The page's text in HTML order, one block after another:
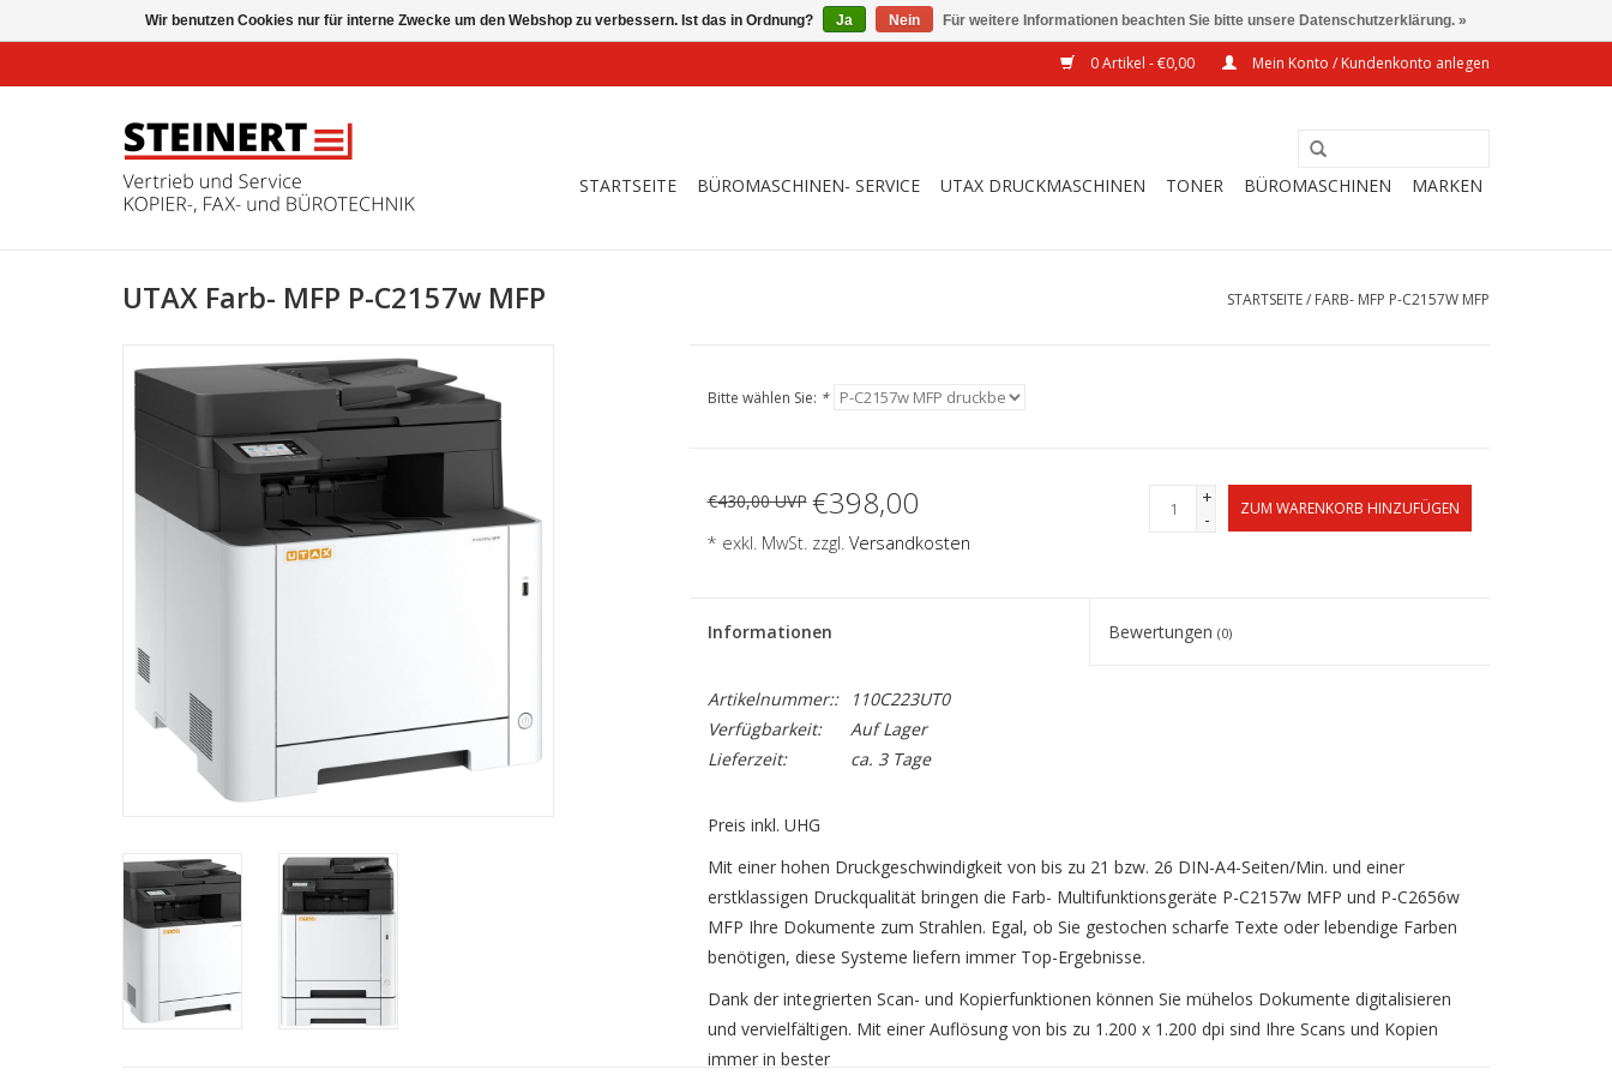
0 Artikel - €0,00 Mein Konto / Kundenkonto anlegen
STARTSEITE BÜROMASCHINEN- SERVICE UTAX DRUCKMASCHINEN TONER BÜROMASCHINEN MARKEN
UTAX Farb- MFP P-C2157w MFP STARTSEITE/ FARB- MFP P-C2157W MFP
Bitte wählen Sie: *
€430,00 UVP €398,00
* exkl. MwSt. zzgl. Versandkosten
+
-
ZUM WARENKORB HINZUFÜGEN
Informationen Bewertungen(0)
Artikelnummer::
110C223UT0
Verfügbarkeit:
Auf Lager
Lieferzeit:
ca. 3 Tage
Preis inkl. UHG
Mit einer hohen Druckgeschwindigkeit von bis zu 21 bzw. 26 DIN-A4-Seiten/Min. und einer
erstklassigen Druckqualität bringen die Farb- Multifunktionsgeräte P-C2157w MFP und P-C2656w
MFP Ihre Dokumente zum Strahlen. Egal, ob Sie gestochen scharfe Texte oder lebendige Farben
benötigen, diese Systeme liefern immer Top-Ergebnisse.
Dank der integrierten Scan- und Kopierfunktionen können Sie mühelos Dokumente digitalisieren
und vervielfältigen. Mit einer Auflösung von bis zu 1.200 x 1.200 dpi sind Ihre Scans und Kopien
immer in bester
Wir benutzen Cookies nur für interne Zwecke um den Webshop zu verbessern. Ist das in Ordnung? Ja Nein Für weitere Informationen beachten Sie bitte unsere Datenschutzerklärung. »